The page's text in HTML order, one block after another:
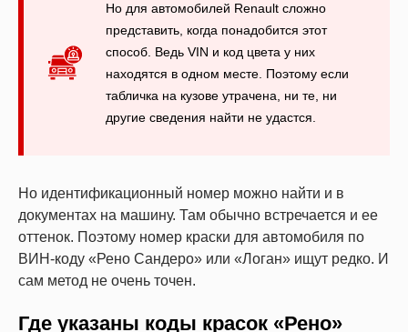
Но для автомобилей Renault сложно
представить, когда понадобится этот
способ. Ведь VIN и код цвета у них
находятся в одном месте. Поэтому если
табличка на кузове утрачена, ни те, ни
другие сведения найти не удастся.
Но идентификационный номер можно найти и в
документах на машину. Там обычно встречается и ее
оттенок. Поэтому номер краски для автомобиля по
ВИН-коду «Рено Сандеро» или «Логан» ищут редко. И
сам метод не очень точен.
Где указаны коды красок «Рено»